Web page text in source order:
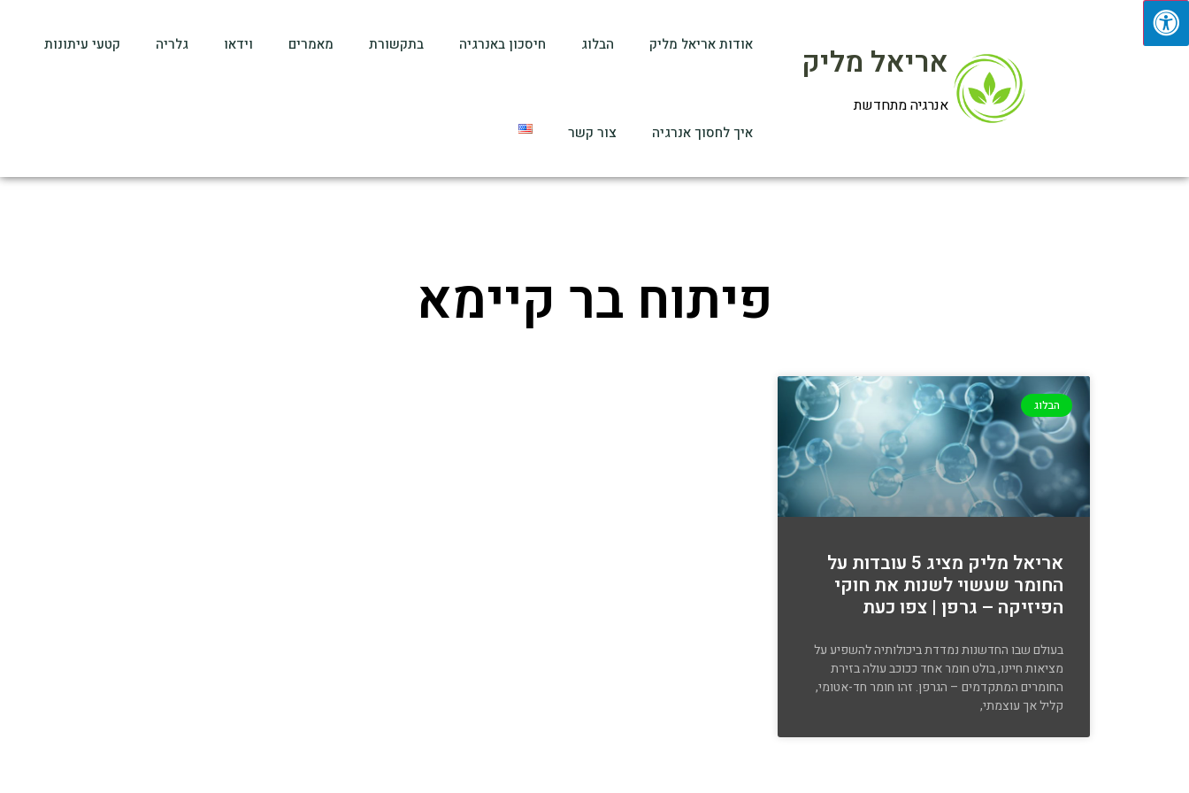
אריאל מליק
אנרגיה מתחדשת
אודות אריאל מליק הבלוג חיסכון באנרגיה בתקשורת מאמרים וידאו גלריה קטעי עיתונות
איך לחסוך אנרגיה צור קשר
פיתוח בר קיימא
הבלוג
אריאל מליק מציג 5 עובדות על
החומר שעשוי לשנות את חוקי
הפיזיקה – גרפן | צפו כעת
בעולם שבו החדשנות נמדדת ביכולותיה להשפיע על
מציאות חיינו, בולט חומר אחד ככוכב עולה בזירת
החומרים המתקדמים – הגרפן. זהו חומר חד-אטומי,
קליל אך עוצמתי,